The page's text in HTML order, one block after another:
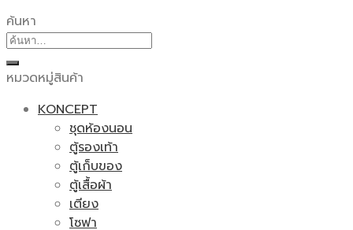
ค้นหา
ค้นหา:
หมวดหมู่สินค้า
KONCEPT
ชุดห้องนอน
ตู้รองเท้า
ตู้เก็บของ
ตู้เสื้อผ้า
เตียง
โซฟา